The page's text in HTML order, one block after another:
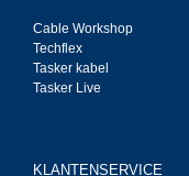
Cable Workshop
Techflex
Tasker kabel
Tasker Live
KLANTENSERVICE